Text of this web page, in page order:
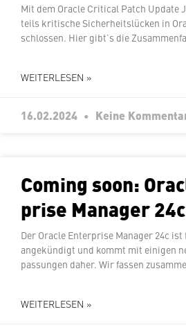
Mit dem Oracle Critical Patch Update
teils kritische Si­cher­heits­lü­cken in
schlos­sen. Hier gibt’s die
WEITERLESEN »
16.02.2024 Keine
Coming soon:
pri­se Manager 24c
Der Oracle En­ter­pri­se Manager 24c
an­ge­kün­digt und kommt mit einigen
pas­sun­gen daher. Wir fassen
WEITERLESEN »